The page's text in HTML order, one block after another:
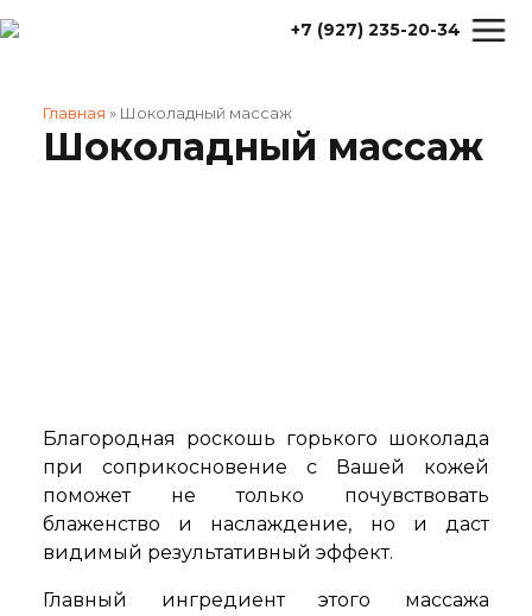
+7 (927) 235-20-34
Главная » Шоколадный массаж
Шоколадный массаж
Благородная роскошь горького шоколада
при соприкосновение с Вашей кожей
поможет не только почувствовать
блаженство и наслаждение, но и даст
видимый результативный эффект.
Главный ингредиент этого массажа